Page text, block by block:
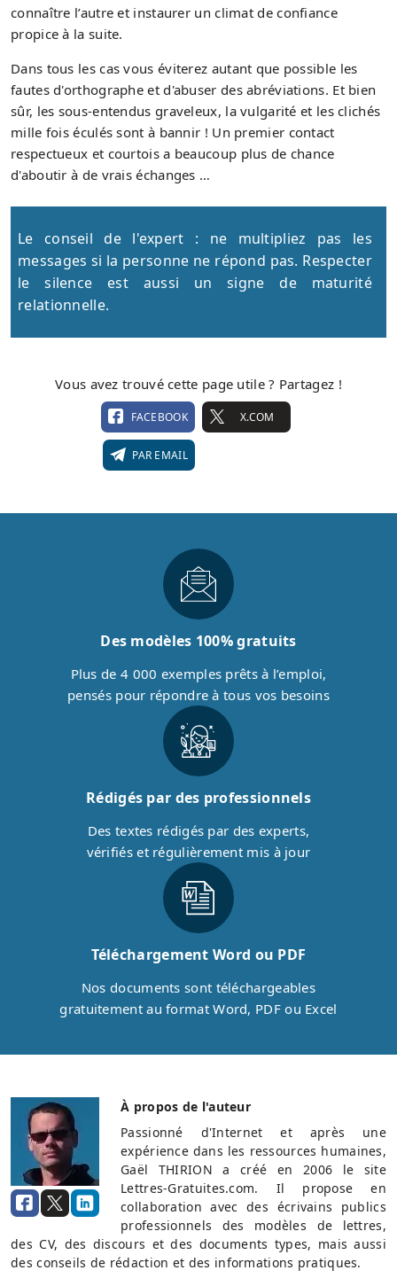
connaître l’autre et instaurer un climat de confiance
propice à la suite.
Dans tous les cas vous éviterez autant que possible les
fautes d'orthographe et d'abuser des abréviations. Et bien
sûr, les sous-entendus graveleux, la vulgarité et les clichés
mille fois éculés sont à bannir ! Un premier contact
respectueux et courtois a beaucoup plus de chance
d'aboutir à de vrais échanges …
Le conseil de l'expert : ne multipliez pas les
messages si la personne ne répond pas. Respecter
le silence est aussi un signe de maturité
relationnelle.
Vous avez trouvé cette page utile ? Partagez !
FACEBOOK X.COM
PAR EMAIL
Des modèles 100% gratuits
Plus de 4 000 exemples prêts à l’emploi,
pensés pour répondre à tous vos besoins
Rédigés par des professionnels
Des textes rédigés par des experts,
vérifiés et régulièrement mis à jour
Téléchargement Word ou PDF
Nos documents sont téléchargeables
gratuitement au format Word, PDF ou Excel
À propos de l'auteur
Passionné d'Internet et après une
expérience dans les ressources humaines,
Gaël THIRION a créé en 2006 le site
Lettres-Gratuites.com. Il propose en
collaboration avec des écrivains publics
professionnels des modèles de lettres,
des CV, des discours et des documents types, mais aussi
des conseils de rédaction et des informations pratiques.